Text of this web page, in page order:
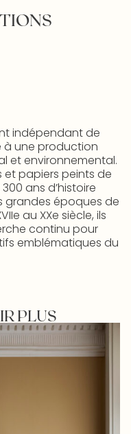
indépendant de
à une production
et environnemental.
et papiers peints de
ans d’histoire
grandes époques de
au XXe siècle, ils
continu pour
emblématiques du
PLUS